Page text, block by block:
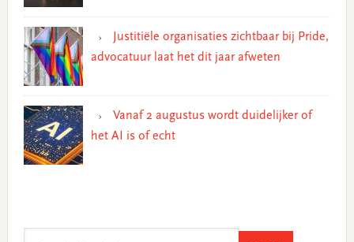
Justitiële organisaties zichtbaar bij Pride,
advocatuur laat het dit jaar afweten
Vanaf 2 augustus wordt duidelijker of
het AI is of echt